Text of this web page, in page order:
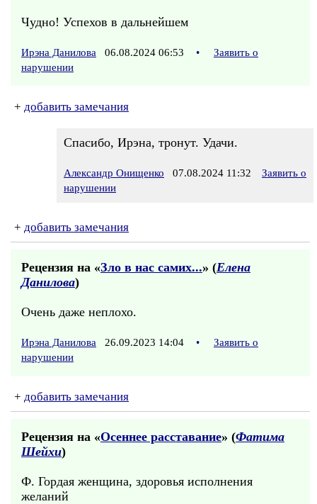
Чудно! Успехов в дальнейшем
Ирэна Данилова 06.08.2024 06:53 •
Заявить о
нарушении
+ добавить замечания
Спасибо, Ирэна, тронут. Удачи.
Александр Онищенко 07.08.2024 11:32
Заявить о
нарушении
+ добавить замечания
Рецензия на «Зло в нас самих...» (Елена
Данилова)
Очень даже неплохо.
Ирэна Данилова 26.09.2023 14:04 •
Заявить о
нарушении
+ добавить замечания
Рецензия на «Осеннее расставание» (Фатима
Шейхи)
Ф. Гордая женщина, здоровья исполнения
желаний